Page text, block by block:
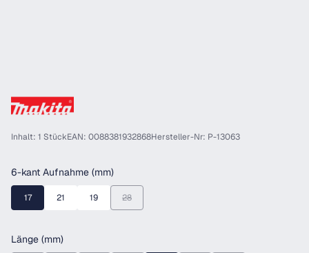
Inhalt: 1 StückEAN: 0088381932868Hersteller-Nr: P-13063
6-kant Aufnahme (mm)auswählen
17 21 19 28(Diese Option ist zurzeit nicht verfügbar.)
Länge (mm)auswählen